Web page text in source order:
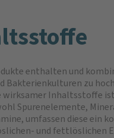
enthalten und
Bakterienkulturen zu
wirksamer Inhaltsstoffe
Spurenelemente,
umfassen diese ein
und fettlöslichen